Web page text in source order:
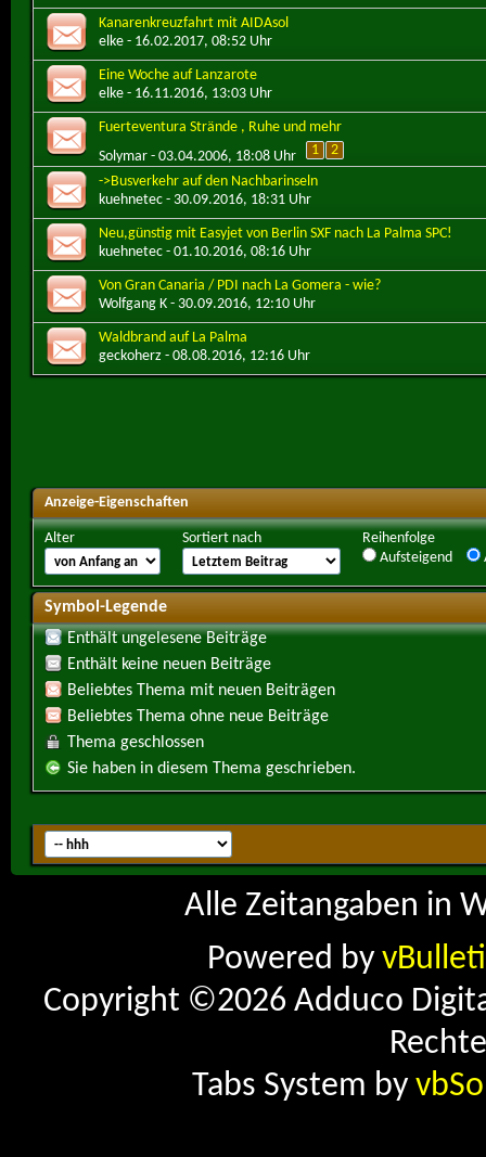
Kanarenkreuzfahrt mit AIDAsol
elke - 16.02.2017, 08:52 Uhr
Eine Woche auf Lanzarote
elke - 16.11.2016, 13:03 Uhr
Fuerteventura Strände , Ruhe und mehr
Solymar - 03.04.2006, 18:08 Uhr 1
2
->Busverkehr auf den Nachbarinseln
kuehnetec - 30.09.2016, 18:31 Uhr
Neu,günstig mit Easyjet von Berlin SXF nach La Palma SPC!
kuehnetec - 01.10.2016, 08:16 Uhr
Von Gran Canaria / PDI nach La Gomera - wie?
Wolfgang K - 30.09.2016, 12:10 Uhr
Waldbrand auf La Palma
geckoherz - 08.08.2016, 12:16 Uhr
Anzeige-Eigenschaften
Alter Sortiert nach
Reihenfolge
Aufsteigend
Symbol-Legende
Enthält ungelesene Beiträge
Enthält keine neuen Beiträge
Beliebtes Thema mit neuen Beiträgen
Beliebtes Thema ohne neue Beiträge
Thema geschlossen
Sie haben in diesem Thema geschrieben.
Alle Zeitangaben in
Powered by
Copyright ©2026 Adduco
Tabs System by